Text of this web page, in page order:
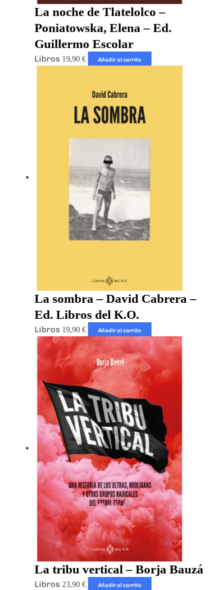
La noche de Tlatelolco –
Poniatowska, Elena – Ed.
Guillermo Escolar
Libros 19,90€ Añadir al carrito
La sombra – David Cabrera –
Ed. Libros del K.O.
Libros 19,90€ Añadir al carrito
La tribu vertical – Borja Bauzá
Libros23,90€ Añadir al carrito